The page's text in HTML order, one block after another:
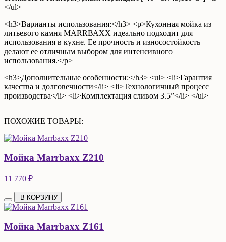
</ul>
<h3>Варианты использования:</h3> <p>Кухонная мойка из
литьевого камня МАRRВАХХ идеально подходит для
использования в кухне. Ее прочность и износостойкость
делают ее отличным выбором для интенсивного
использования.</p>
<h3>Дополнительные особенности:</h3> <ul> <li>Гарантия
качества и долговечности</li> <li>Технологичный процесс
производства</li> <li>Комплектация сливом 3.5”</li> </ul>
ПОХОЖИЕ ТОВАРЫ:
Мойка Marrbaxx Z210
11 770 ₽
В КОРЗИНУ
Мойка Marrbaxx Z161